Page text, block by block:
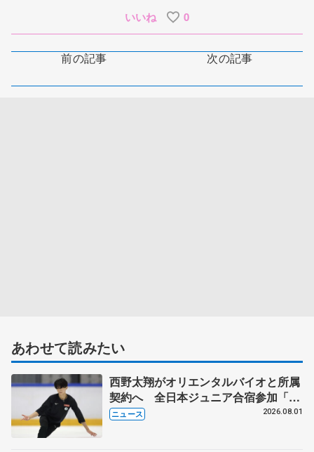
いいね 0
前の記事 次の記事
あわせて読みたい
西野太翔がオリエンタルバイオと所属
契約へ 全日本ジュニア合宿参加「結
果残していかないと」 講師はジェー
ニュース 2026.08.01